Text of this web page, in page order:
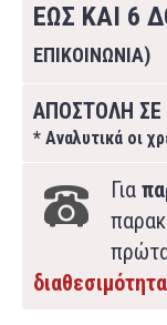
ΕΩΣ ΚΑΙ 6
ΕΠΙΚΟΙΝΩΝΙΑ)
ΑΠΟΣΤΟΛΗ
* Αναλυτικά οι
Για
διαθεσιμότητα